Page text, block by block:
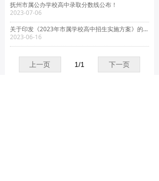
抚州市属公办学校高中录取分数线公布！
2023-07-06
关于印发《2023年市属学校高中招生实施方案》的通知
2023-06-16
上一页 下一页
1/1